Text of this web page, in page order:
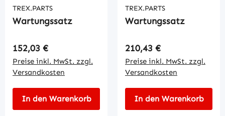
TREX.PARTS
Wartungssatz
Regulärer Preis:
152,03 €
Preise inkl. MwSt. zzgl.
Versandkosten
In den Warenkorb
TREX.PARTS
Wartungssatz
Regulärer Preis:
210,43 €
Preise inkl. MwSt. zzgl.
Versandkosten
In den Warenkorb